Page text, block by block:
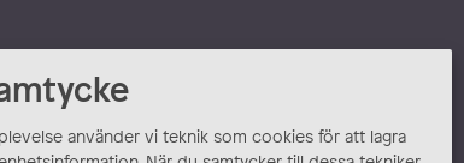
använder vi teknik som cookies för att lagra